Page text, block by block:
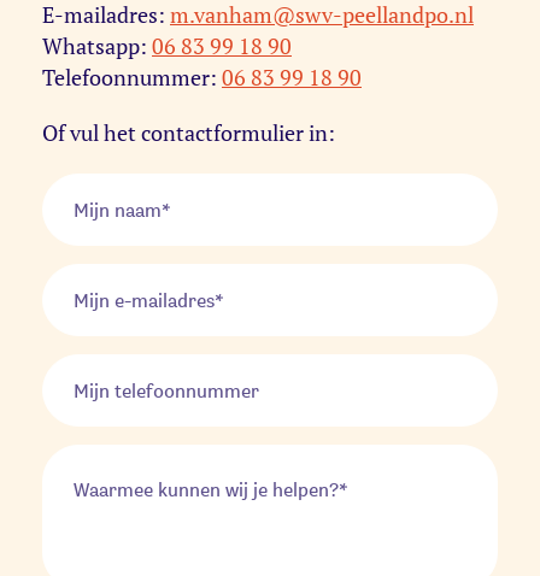
E-mailadres: m.vanham@swv-peellandpo.nl
Whatsapp: 06 83 99 18 90
Telefoonnummer: 06 83 99 18 90
Of vul het contactformulier in: